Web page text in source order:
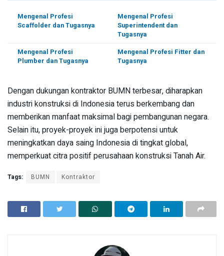
Mengenal Profesi
Scaffolder dan Tugasnya
Mengenal Profesi
Superintendent dan
Tugasnya
Mengenal Profesi
Plumber dan Tugasnya
Mengenal Profesi Fitter dan
Tugasnya
Dengan dukungan kontraktor BUMN terbesar, diharapkan
industri konstruksi di Indonesia terus berkembang dan
memberikan manfaat maksimal bagi pembangunan negara.
Selain itu, proyek-proyek ini juga berpotensi untuk
meningkatkan daya saing Indonesia di tingkat global,
memperkuat citra positif perusahaan konstruksi Tanah Air.
Tags: BUMN Kontraktor